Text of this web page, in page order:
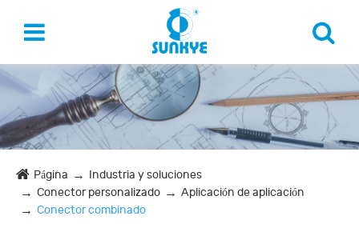
Página
Industria y soluciones
Conector personalizado
Aplicación de aplicación
Conector combinado